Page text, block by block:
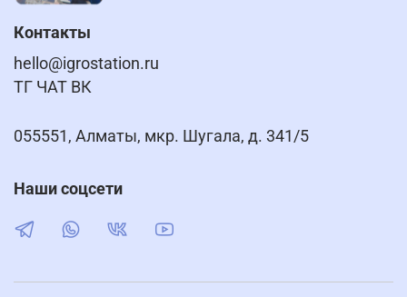
Контакты
hello@igrostation.ru
ТГ ЧАТ ВК
055551, Алматы, мкр. Шугала, д. 341/5
Наши соцсети